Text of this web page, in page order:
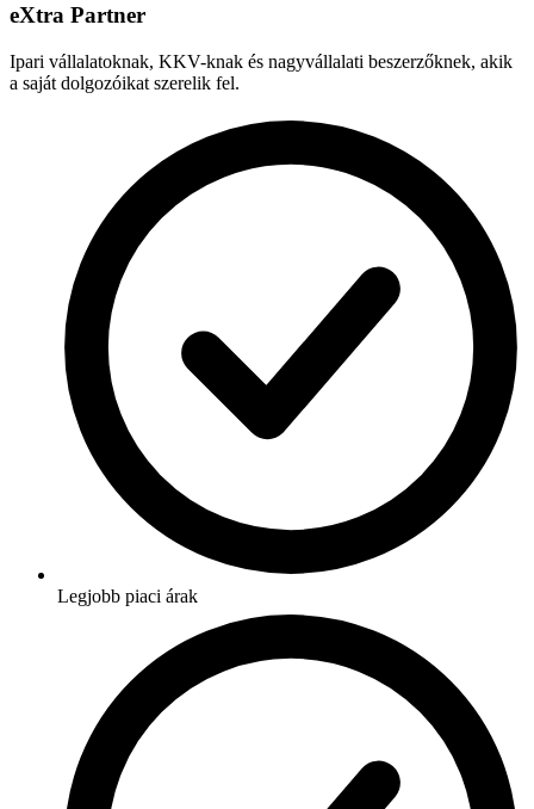
eXtra Partner
Ipari vállalatoknak, KKV-knak és nagyvállalati beszerzőknek, akik
a saját dolgozóikat szerelik fel.
Legjobb piaci árak